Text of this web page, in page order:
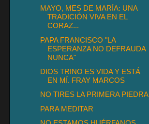
MAYO, MES DE MARÍA: UNA
TRADICIÓN VIVA EN EL
CORAZ...
PAPA FRANCISCO "LA
ESPERANZA NO DEFRAUDA
NUNCA"
DIOS TRINO ES VIDA Y ESTÁ
EN MÍ. FRAY MARCOS
NO TIRES LA PRIMERA PIEDRA
PARA MEDITAR